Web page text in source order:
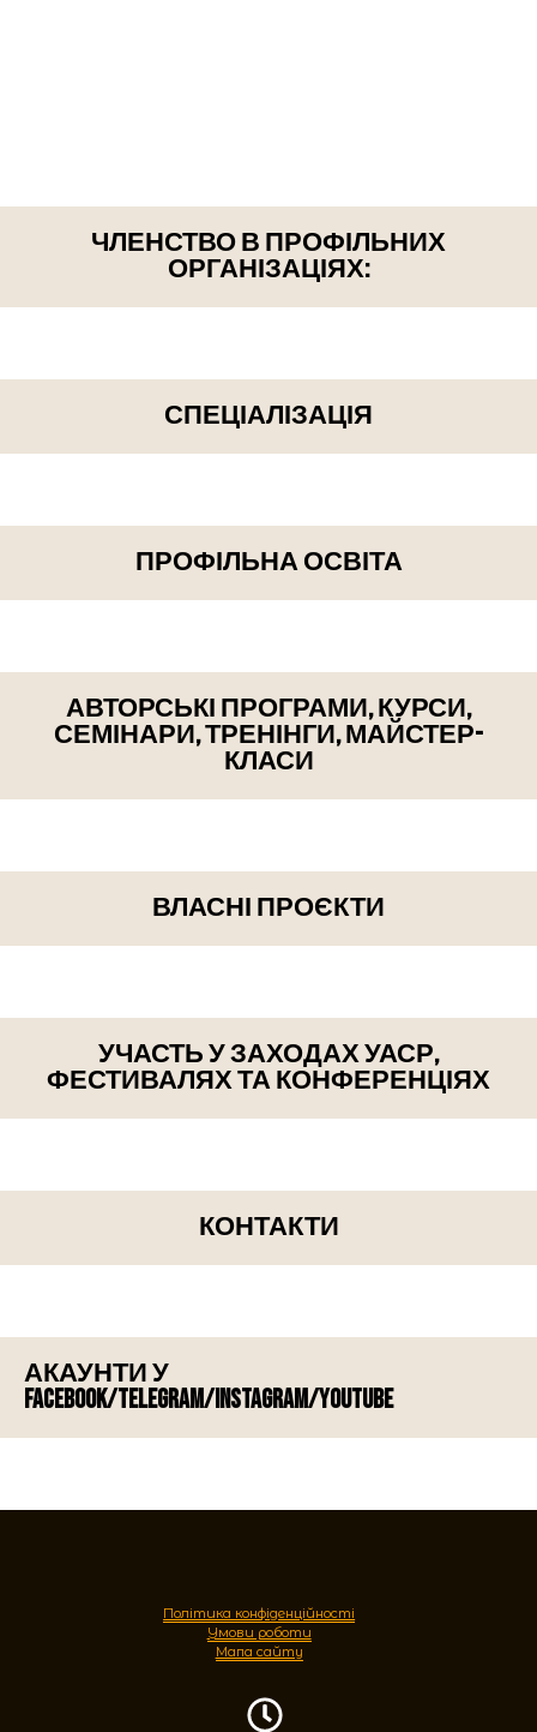
ЧЛЕНСТВО В ПРОФІЛЬНИХ
ОРГАНІЗАЦІЯХ:
СПЕЦІАЛІЗАЦІЯ
ПРОФІЛЬНА ОСВІТА
АВТОРСЬКІ ПРОГРАМИ, КУРСИ,
СЕМІНАРИ, ТРЕНІНГИ, МАЙСТЕР-
КЛАСИ
ВЛАСНІ ПРОЄКТИ
УЧАСТЬ У ЗАХОДАХ УАСР,
ФЕСТИВАЛЯХ ТА КОНФЕРЕНЦІЯХ
КОНТАКТИ
АКАУНТИ У
FACEBOOK/TELEGRAM/INSTAGRAM/YOUTUBE
Політика конфіденційності
Умови роботи
Мапа сайту